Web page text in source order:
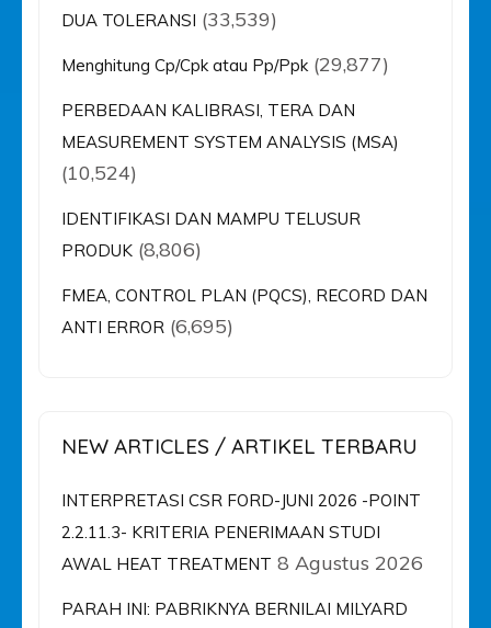
DUA TOLERANSI (33,539)
Menghitung Cp/Cpk atau Pp/Ppk (29,877)
PERBEDAAN KALIBRASI, TERA DAN
MEASUREMENT SYSTEM ANALYSIS (MSA)
(10,524)
IDENTIFIKASI DAN MAMPU TELUSUR
PRODUK (8,806)
FMEA, CONTROL PLAN (PQCS), RECORD DAN
ANTI ERROR (6,695)
NEW ARTICLES / ARTIKEL TERBARU
INTERPRETASI CSR FORD-JUNI 2026 -POINT
2.2.11.3- KRITERIA PENERIMAAN STUDI
AWAL HEAT TREATMENT 8 Agustus 2026
PARAH INI: PABRIKNYA BERNILAI MILYARD